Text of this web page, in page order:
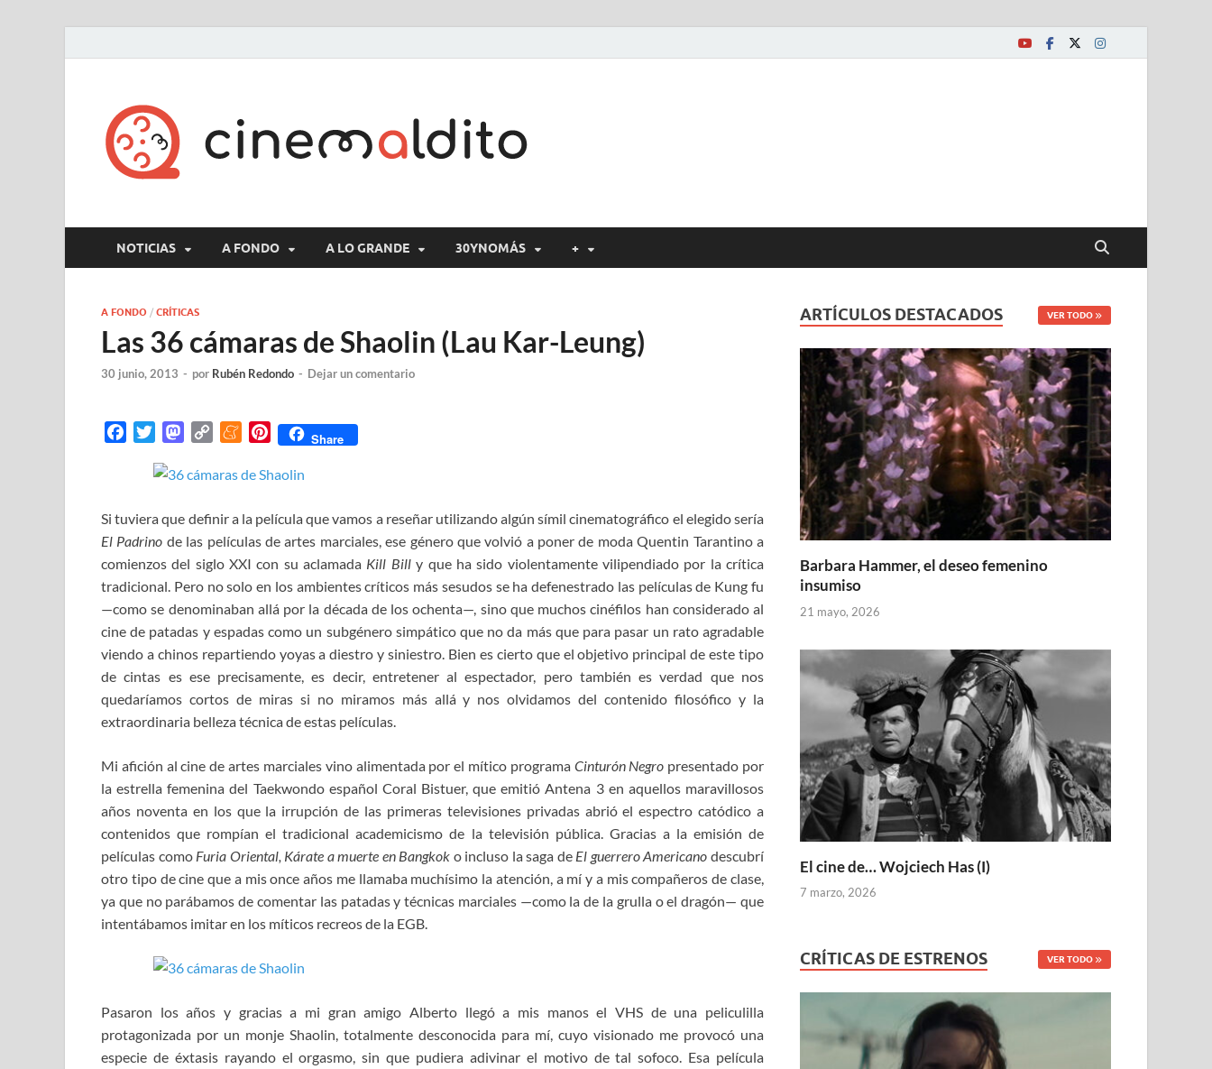
NOTICIAS A FONDO A LO GRANDE 30YNOMÁS +
A FONDO / CRÍTICAS
Las 36 cámaras de Shaolin (Lau Kar-Leung)
30 junio, 2013 - por Rubén Redondo - Dejar un comentario
b
o
o
k
i
t
e
r
M
s
o
d
o
n
p
L
i
n
k
M
n
a
m
e
P
n
e
r
e
s
t
Share
Si tuviera que definir a la película que vamos a reseñar utilizando algún símil cinematográfico el elegido sería
El Padrino de las películas de artes marciales, ese género que volvió a poner de moda Quentin Tarantino a
comienzos del siglo XXI con su aclamada Kill Billy que ha sido violentamente vilipendiado por la crítica
tradicional. Pero no solo en los ambientes críticos más sesudos se ha defenestrado las películas de Kung fu
—como se denominaban allá por la década de los ochenta—, sino que muchos cinéfilos han considerado al
cine de patadas y espadas como un subgénero simpático que no da más que para pasar un rato agradable
viendo a chinos repartiendo yoyas a diestro y siniestro. Bien es cierto que el objetivo principal de este tipo
de cintas es ese precisamente, es decir, entretener al espectador, pero también es verdad que nos
quedaríamos cortos de miras si no miramos más allá y nos olvidamos del contenido filosófico y la
extraordinaria belleza técnica de estas películas.
Mi afición al cine de artes marciales vino alimentada por el mítico programa Cinturón Negro presentado por
la estrella femenina del Taekwondo español Coral Bistuer, que emitió Antena 3 en aquellos maravillosos
años noventa en los que la irrupción de las primeras televisiones privadas abrió el espectro catódico a
contenidos que rompían el tradicional academicismo de la televisión pública. Gracias a la emisión de
películas como Furia Oriental, Kárate a muerte en Bangkok o incluso la saga de El guerrero Americanodescubrí
otro tipo de cine que a mis once años me llamaba muchísimo la atención, a mí y a mis compañeros de clase,
ya que no parábamos de comentar las patadas y técnicas marciales —como la de la grulla o el dragón— que
intentábamos imitar en los míticos recreos de la EGB.
Pasaron los años y gracias a mi gran amigo Alberto llegó a mis manos el VHS de una peliculilla
protagonizada por un monje Shaolin, totalmente desconocida para mí, cuyo visionado me provocó una
especie de éxtasis rayando el orgasmo, sin que pudiera adivinar el motivo de tal sofoco. Esa película
ARTÍCULOS DESTACADOS VER TODO
Barbara Hammer, el deseo femenino
insumiso
21 mayo, 2026
El cine de… Wojciech Has (I)
7 marzo, 2026
CRÍTICAS DE ESTRENOS VER TODO